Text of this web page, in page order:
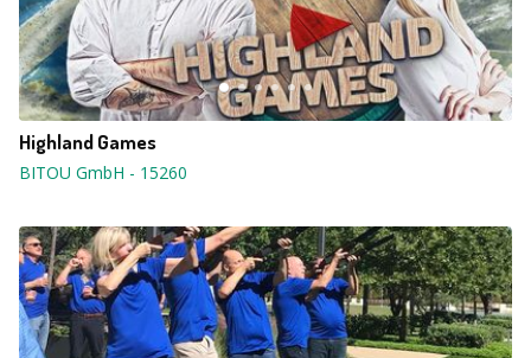
Highland Games
BITOU GmbH - 15260